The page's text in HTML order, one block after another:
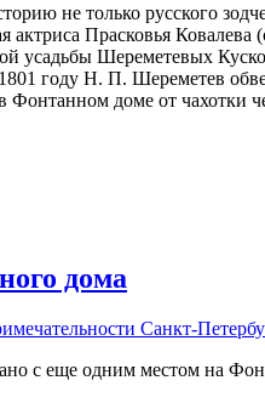
не только русского
актриса Прасковья
усадьбы Шереметевых
году Н. П. Шереметев
доме от чахотки
дома
Санкт-
с еще одним местом на